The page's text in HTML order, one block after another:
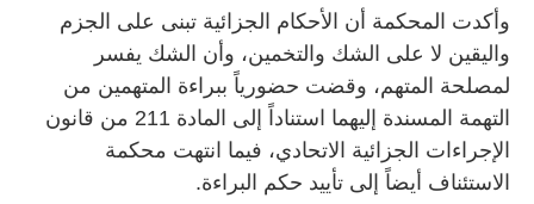
وأكدت المحكمة أن الأحكام الجزائية تبنى على الجزم
واليقين لا على الشك والتخمين، وأن الشك يفسر
لمصلحة المتهم، وقضت حضورياً ببراءة المتهمين من
التهمة المسندة إليهما استناداً إلى المادة 211 من قانون
الإجراءات الجزائية الاتحادي، فيما انتهت محكمة
الاستئناف أيضاً إلى تأييد حكم البراءة.